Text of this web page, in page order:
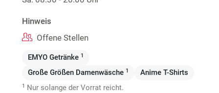
Hinweis
Offene Stellen
EMYO Getränke 1
Große Größen Damenwäsche 1 Anime T-Shirts
1 Nur solange der Vorrat reicht.